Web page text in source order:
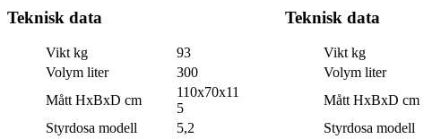
Teknisk data
Vikt kg
93
Volym liter
300
Mått HxBxD cm
110x70x11
5
Styrdosa modell
5,2
Teknisk data
Vikt kg
Volym liter
Mått HxBxD cm
Styrdosa modell